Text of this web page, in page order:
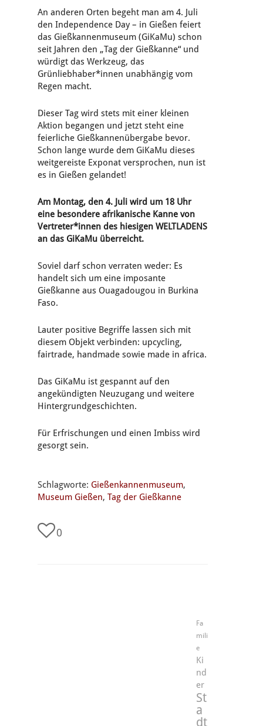
An anderen Orten begeht man am 4. Juli
den Independence Day – in Gießen feiert
das Gießkannenmuseum (GiKaMu) schon
seit Jahren den „Tag der Gießkanne“ und
würdigt das Werkzeug, das
Grünliebhaber*innen unabhängig vom
Regen macht.
Dieser Tag wird stets mit einer kleinen
Aktion begangen und jetzt steht eine
feierliche Gießkannenübergabe bevor.
Schon lange wurde dem GiKaMu dieses
weitgereiste Exponat versprochen, nun ist
es in Gießen gelandet!
Am Montag, den 4. Juli wird um 18 Uhr
eine besondere afrikanische Kanne von
Vertreter*innen des hiesigen WELTLADENS
an das GiKaMu überreicht.
Soviel darf schon verraten weder: Es
handelt sich um eine imposante
Gießkanne aus Ouagadougou in Burkina
Faso.
Lauter positive Begriffe lassen sich mit
diesem Objekt verbinden: upcycling,
fairtrade, handmade sowie made in africa.
Das GiKaMu ist gespannt auf den
angekündigten Neuzugang und weitere
Hintergrundgeschichten.
Für Erfrischungen und einen Imbiss wird
gesorgt sein.
Schlagworte: Gießenkannenmuseum,
Museum Gießen, Tag der Gießkanne
0
Fa
mili
e
Ki
nd
er
St
a
dt